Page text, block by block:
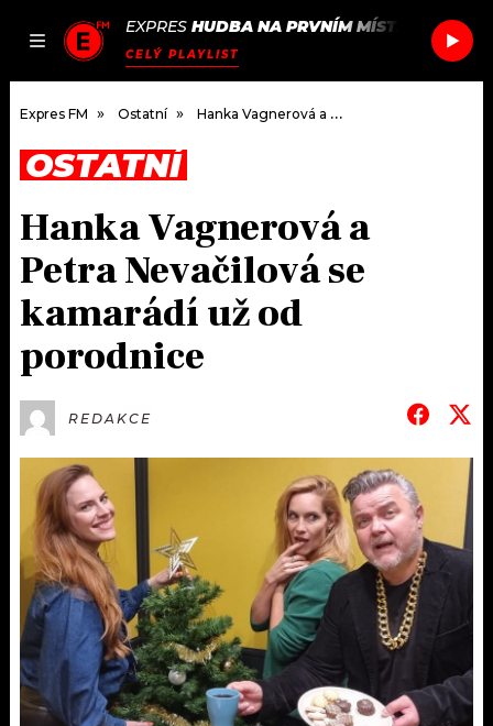
JAK
SEZNAM.CZ
EXPRES HUDBA NA PRVNÍM MÍSTĚ AIKO
CELÝ PLAYLIST
DOMŮ
ČLÁNKY
HUDBA
ROZHOVORY
KALENDÁŘ
KVÍZY
VIP
TRENDY
KULTURA
PODCASTY
JAK NALADIT
RÁDIO
APLIKACE
PROGRAM
PLAYLIST
JAK NALADIT
SOUTĚŽE
Expres FM Ostatní Hanka Vagnerová a Petra Nevačilová se kamarádí už od porodnice
OSTATNÍ
Hanka Vagnerová a
Petra Nevačilová se
kamarádí už od
porodnice
REDAKCE